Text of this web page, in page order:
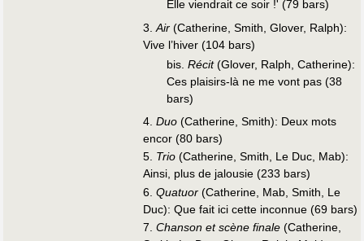
Elle viendrait ce soir !' (79 bars)
3. Air(Catherine, Smith, Glover, Ralph):
Vive l’hiver (104 bars)
bis. Récit(Glover, Ralph, Catherine):
Ces plaisirs-là ne me vont pas (38
bars)
4. Duo(Catherine, Smith): Deux mots
encor (80 bars)
5. Trio(Catherine, Smith, Le Duc, Mab):
Ainsi, plus de jalousie (233 bars)
6. Quatuor(Catherine, Mab, Smith, Le
Duc): Que fait ici cette inconnue (69 bars)
7. Chanson et scène finale(Catherine,